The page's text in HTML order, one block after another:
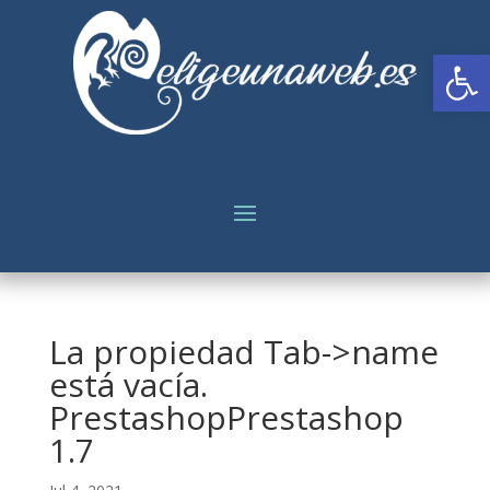
La propiedad Tab->name
está vacía.
PrestashopPrestashop
1.7